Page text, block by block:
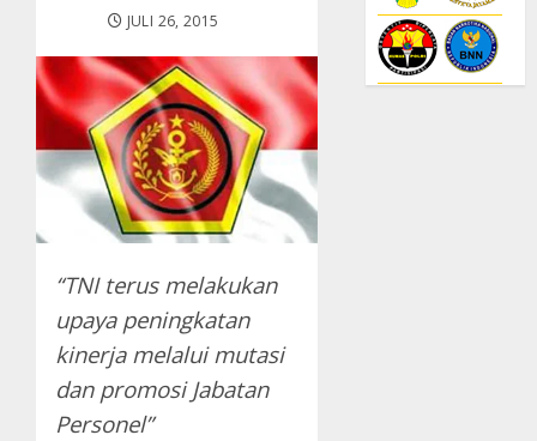
JULI 26, 2015
“TNI terus melakukan
upaya peningkatan
kinerja melalui mutasi
dan promosi Jabatan
Personel”